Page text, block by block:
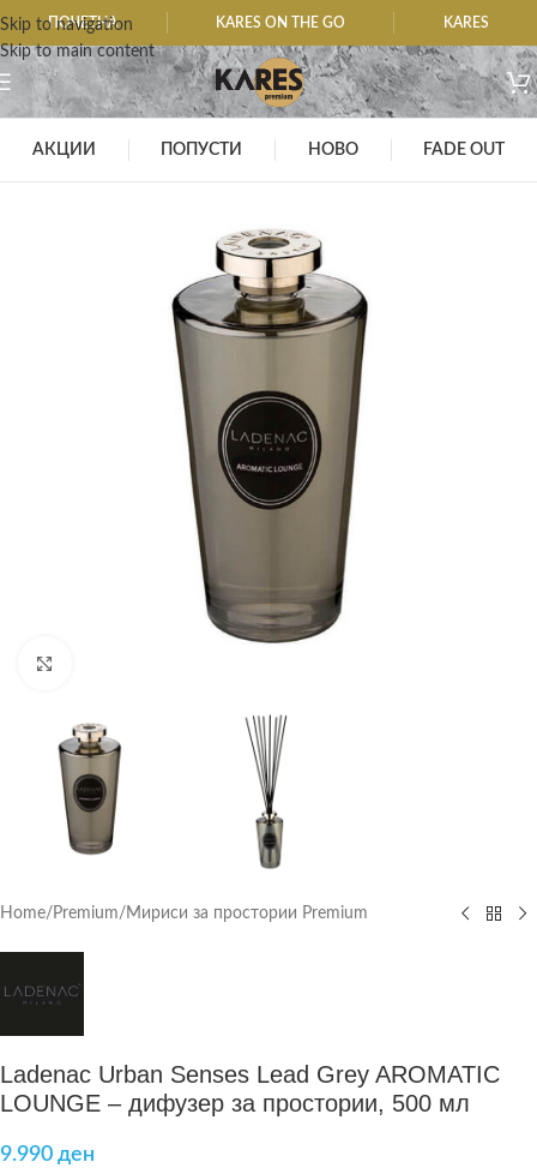
Skip to navigation
Skip to main content
ПОЧЕТНА KARES ON THE GO KARES
АКЦИИ ПОПУСТИ НОВО FADE OUT
Home/ Premium/ Мириси за простории Premium
Ladenac Urban Senses Lead Grey AROMATIC
LOUNGE – дифузер за простории, 500 мл
9.990 ден